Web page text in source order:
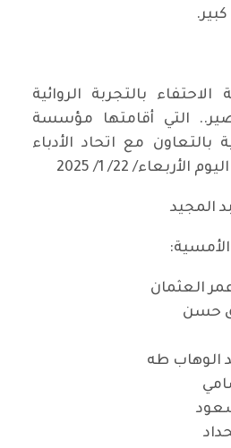
بالتجربة الروائية
التي أقامتها مؤسسة
بالتعاون مع اتحاد الأدباء
22/ 1/ 2025
المجيد
العثمان
حسن
الوهاب طه